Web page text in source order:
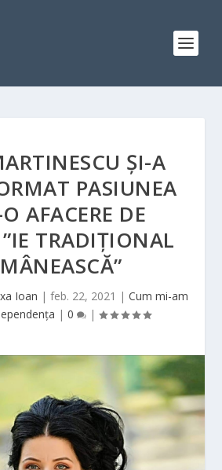
ȘI-A
PASIUNEA
AFACERE DE
TRADIȚIONAL
Ioan | feb. 22, 2021 | Cum mi-am
| 0 |